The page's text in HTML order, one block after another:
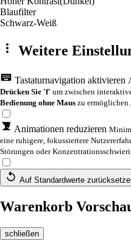
Blaufilter
Schwarz-Weiß
Weitere
Tastaturnavigation aktivieren
Drücken Sie 'f' um zwischen
Bedienung ohne Maus zu ermöglichen.
Animationen reduzieren
eine ruhigere, fokussiertere
Störungen oder
Auf Standardwerte
Warenkorb
schließen